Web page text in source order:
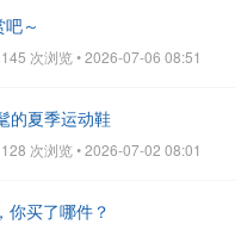
～
次浏览 • 2026-07-06 08:51
的夏季运动鞋
次浏览 • 2026-07-02 08:01
你买了哪件？